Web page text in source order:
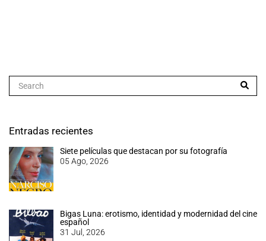
Entradas recientes
Siete películas que destacan por su fotografía
05 Ago, 2026
Bigas Luna: erotismo, identidad y modernidad del cine
español
31 Jul, 2026